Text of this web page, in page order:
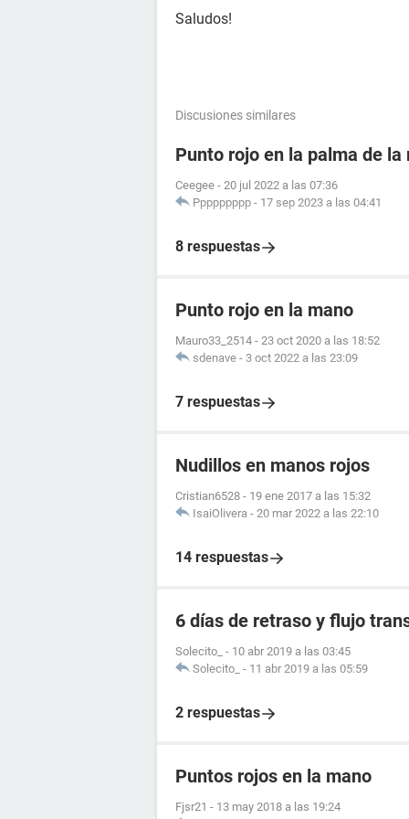
Saludos!
Discusiones similares
Punto rojo en la palma de la
Ceegee - 20 jul 2022 a las 07:36
Ppppppppp - 17 sep 2023 a las 04:41
8 respuestas
Punto rojo en la mano
Mauro33_2514 - 23 oct 2020 a las 18:52
sdenave - 3 oct 2022 a las 23:09
7 respuestas
Nudillos en manos rojos
Cristian6528 - 19 ene 2017 a las 15:32
IsaiOlivera - 20 mar 2022 a las 22:10
14 respuestas
6 días de retraso y flujo
Solecito_ - 10 abr 2019 a las 03:45
Solecito_ - 11 abr 2019 a las 05:59
2 respuestas
Puntos rojos en la mano
Fjsr21 - 13 may 2018 a las 19:24